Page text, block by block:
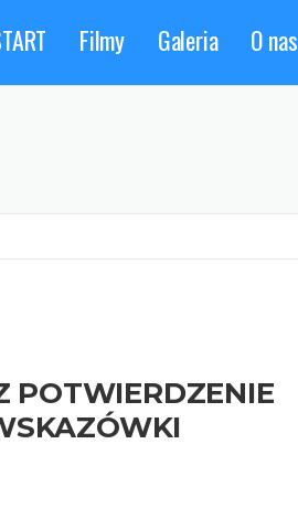
Filmy Galeria O nas
POTWIERDZENIE